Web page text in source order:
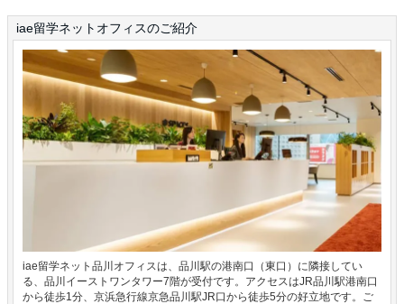
iae留学ネットオフィスのご紹介
iae留学ネット品川オフィスは、品川駅の港南口（東口）に隣接してい
る、品川イーストワンタワー7階が受付です。アクセスはJR品川駅港南口
から徒歩1分、京浜急行線京急品川駅JR口から徒歩5分の好立地です。ご